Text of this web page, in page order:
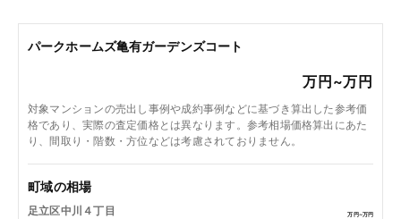
パークホームズ亀有ガーデンズコート
万円~万円
対象マンションの売出し事例や成約事例などに基づき算出した参考価
格であり、実際の査定価格とは異なります。参考相場価格算出にあた
り、間取り・階数・方位などは考慮されておりません。
町域の相場
足立区中川４丁目 万円~万円